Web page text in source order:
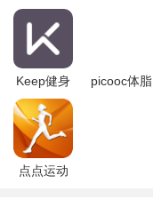
Keep健身
(移动健身指
导应用)
picooc体脂
点点运动